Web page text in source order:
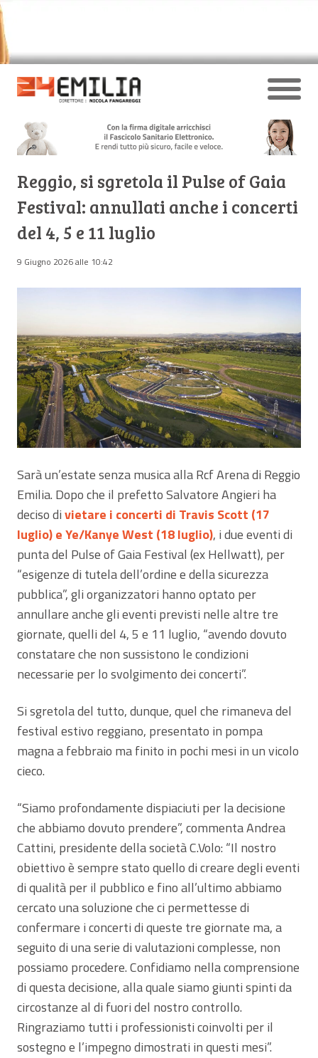
Reggio, si sgretola il Pulse of Gaia
Festival: annullati anche i concerti
del 4, 5 e 11 luglio
9 Giugno 2026 alle 10:42
Sarà un’estate senza musica alla Rcf Arena di Reggio
Emilia. Dopo che il prefetto Salvatore Angieri ha
deciso divietare i concerti di Travis Scott (17
luglio) e Ye/Kanye West (18 luglio), i due eventi di
punta del Pulse of Gaia Festival (ex Hellwatt), per
“esigenze di tutela dell’ordine e della sicurezza
pubblica”, gli organizzatori hanno optato per
annullare anche gli eventi previsti nelle altre tre
giornate, quelli del 4, 5 e 11 luglio, “avendo dovuto
constatare che non sussistono le condizioni
necessarie per lo svolgimento dei concerti”.
Si sgretola del tutto, dunque, quel che rimaneva del
festival estivo reggiano, presentato in pompa
magna a febbraio ma finito in pochi mesi in un vicolo
cieco.
“Siamo profondamente dispiaciuti per la decisione
che abbiamo dovuto prendere”, commenta Andrea
Cattini, presidente della società C.Volo: “Il nostro
obiettivo è sempre stato quello di creare degli eventi
di qualità per il pubblico e fino all’ultimo abbiamo
cercato una soluzione che ci permettesse di
confermare i concerti di queste tre giornate ma, a
seguito di una serie di valutazioni complesse, non
possiamo procedere. Confidiamo nella comprensione
di questa decisione, alla quale siamo giunti spinti da
circostanze al di fuori del nostro controllo.
Ringraziamo tutti i professionisti coinvolti per il
sostegno e l’impegno dimostrati in questi mesi”.